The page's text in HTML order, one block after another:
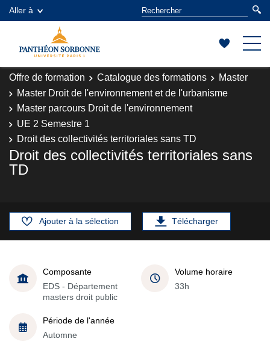
Aller à
Offre de formation Catalogue des formations
Master
Master Droit de l'environnement et de l'urbanisme
Master parcours Droit de l'environnement
UE 2 Semestre 1
Droit des collectivités territoriales sans TD
Droit des collectivités territoriales sans
TD
Ajouter à la sélection Télécharger
Composante
EDS - Département
masters droit public
Volume horaire
33h
Période de l'année
Automne